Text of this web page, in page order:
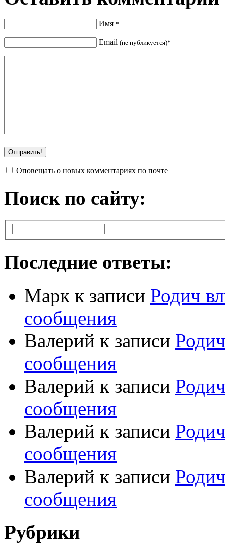
Имя *
Email (не публикуется)*
Оповещать о новых комментариях по почте
Поиск по сайту:
Последние ответы:
Марк к записи Родич
сообщения
Валерий к записи
сообщения
Валерий к записи
сообщения
Валерий к записи
сообщения
Валерий к записи
сообщения
Рубрики